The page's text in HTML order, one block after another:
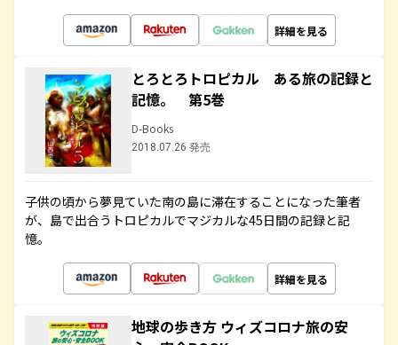
詳細を見る
とろとろトロピカル ある旅の記録と
記憶。 第5巻
D-Books
2018.07.26 発売
子供の頃から夢見ていた南の島に滞在することになった筆者
が、島で出合うトロピカルでマジカルな45日間の記録と記
憶。
詳細を見る
地球の歩き方 ウィズコロナ旅の安